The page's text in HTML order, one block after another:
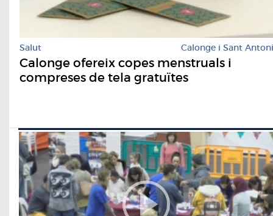
Salut Calonge i Sant Antoni
Calonge ofereix copes menstruals i
compreses de tela gratuïtes